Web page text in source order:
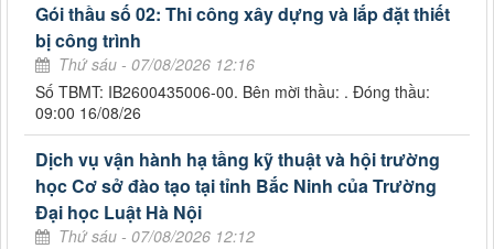
Gói thầu số 02: Thi công xây dựng và lắp đặt thiết
bị công trình
Thứ sáu - 07/08/2026 12:16
Số TBMT: IB2600435006-00. Bên mời thầu: . Đóng thầu:
09:00 16/08/26
Dịch vụ vận hành hạ tầng kỹ thuật và hội trường
học Cơ sở đào tạo tại tỉnh Bắc Ninh của Trường
Đại học Luật Hà Nội
Thứ sáu - 07/08/2026 12:12